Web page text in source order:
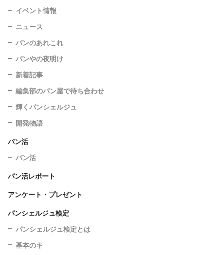
イベント情報
ニュース
パンのあれこれ
パンやの夜明け
新着記事
編集部のパン屋で待ち合わせ
輝くパンシェルジュ
開発物語
パン活
パン活
パン活レポート
アンケート・プレゼント
パンシェルジュ検定
パンシェルジュ検定とは
基本のキ